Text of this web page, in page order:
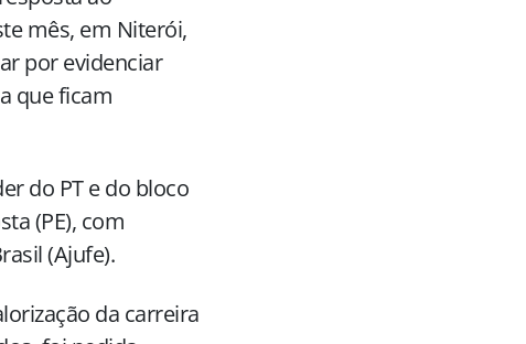
mês, em Niterói,
por evidenciar
que ficam
do PT e do bloco
(PE), com
(Ajufe).
da carreira